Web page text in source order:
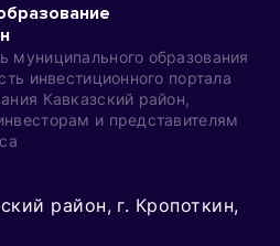
муниципального образования
инвестиционного портала
Кавказский район,
и представителям
район, г. Кропоткин,